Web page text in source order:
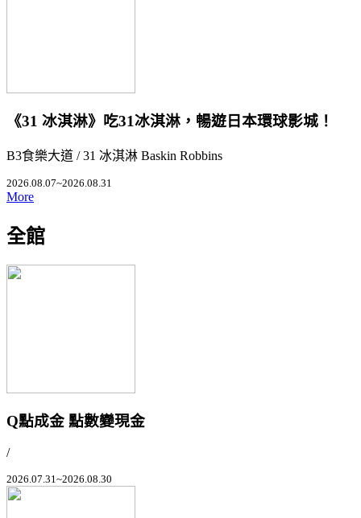
《31 冰淇淋》吃31冰淇淋，暢遊日本環球影城！
B3食樂大道 / 31 冰淇淋 Baskin Robbins
2026.08.07~2026.08.31
More
全館
Q點成金 點數變現金
/
2026.07.31~2026.08.30